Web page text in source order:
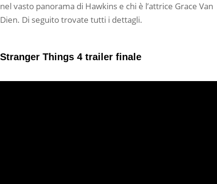
nel vasto panorama di Hawkins e chi è l’attrice Grace Van
Dien. Di seguito trovate tutti i dettagli.
Stranger Things 4 trailer finale